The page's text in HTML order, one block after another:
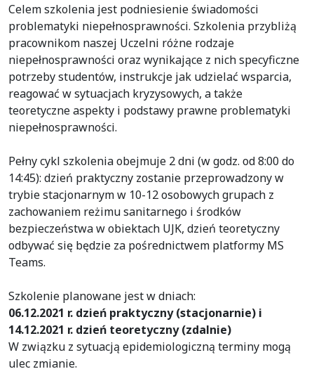
Celem szkolenia jest podniesienie świadomości
problematyki niepełnosprawności. Szkolenia przybliżą
pracownikom naszej Uczelni różne rodzaje
niepełnosprawności oraz wynikające z nich specyficzne
potrzeby studentów, instrukcje jak udzielać wsparcia,
reagować w sytuacjach kryzysowych, a także
teoretyczne aspekty i podstawy prawne problematyki
niepełnosprawności.
Pełny cykl szkolenia obejmuje 2 dni (w godz. od 8:00 do
14:45): dzień praktyczny zostanie przeprowadzony w
trybie stacjonarnym w 10-12 osobowych grupach z
zachowaniem reżimu sanitarnego i środków
bezpieczeństwa w obiektach UJK, dzień teoretyczny
odbywać się będzie za pośrednictwem platformy MS
Teams.
Szkolenie planowane jest w dniach:
06.12.2021 r. dzień praktyczny (stacjonarnie) i
14.12.2021 r. dzień teoretyczny (zdalnie)
W związku z sytuacją epidemiologiczną terminy mogą
ulec zmianie.